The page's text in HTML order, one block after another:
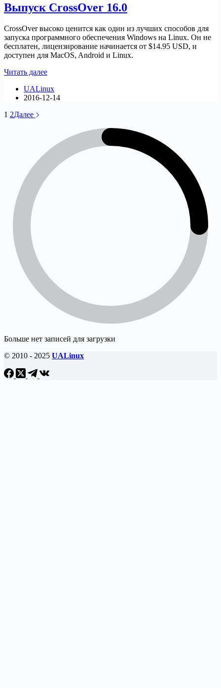
Выпуск CrossOver 16.0
CrossOver высоко ценится как один из лучших способов для
запуска программного обеспечения Windows на Linux. Он не
бесплатен, лицензирование начинается от $14.95 USD, и
доступен для MacOS, Android и Linux.
Читать далееВыпуск
16.0
UALinux
2016-12-14
1 2Далее
Больше нет записей для загрузки
© 2010 - 2025 UALinux